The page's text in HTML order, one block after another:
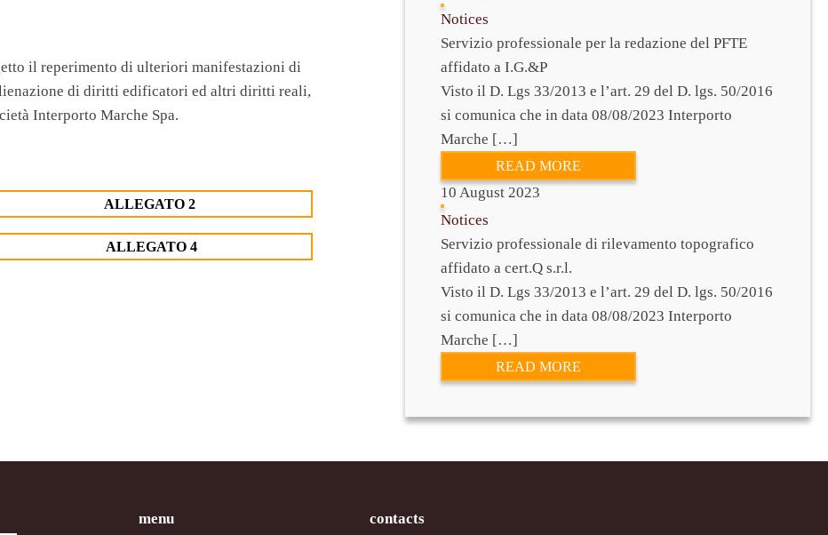
il reperimento di ulteriori manifestazioni di
di diritti edificatori ed altri diritti reali,
Interporto Marche Spa.
ALLEGATO 2
ALLEGATO 4
Notices
Servizio professionale per la redazione del PFTE
affidato a I.G.&P
Visto il D. Lgs 33/2013 e l’art. 29 del D. lgs. 50/2016
si comunica che in data 08/08/2023 Interporto
Marche […]
READ MORE
10 August 2023
Notices
Servizio professionale di rilevamento topografico
affidato a cert.Q s.r.l.
Visto il D. Lgs 33/2013 e l’art. 29 del D. lgs. 50/2016
si comunica che in data 08/08/2023 Interporto
Marche […]
READ MORE
menu contacts